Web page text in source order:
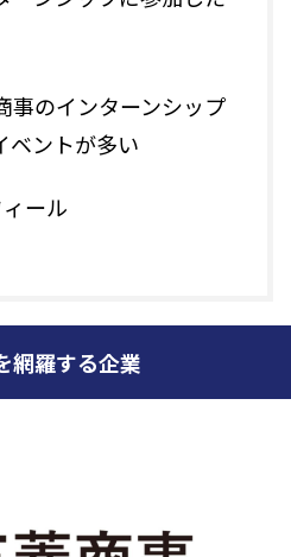
事のインターンシップ
ベントが多い
ール
網羅する企業